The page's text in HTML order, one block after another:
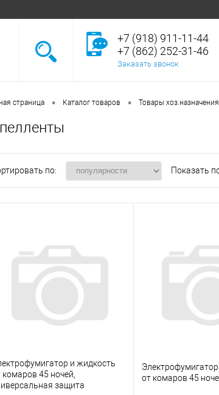
+7 (918) 911-11-44
+7 (862) 252-31-46
Заказать звонок
страница • Каталог товаров • Товары хоз.назначения
по: Показать
и жидкость
комаров 45 ночей,
защита
от комаров 45